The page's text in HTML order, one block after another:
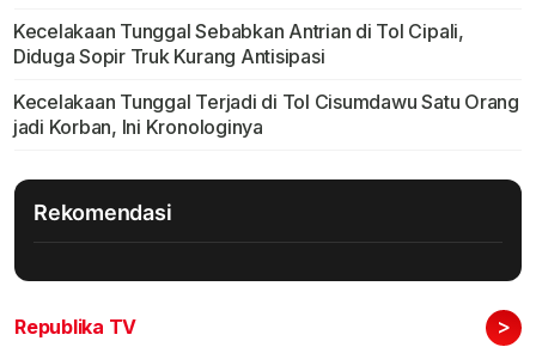
Kecelakaan Tunggal Sebabkan Antrian di Tol Cipali,
Diduga Sopir Truk Kurang Antisipasi
Kecelakaan Tunggal Terjadi di Tol Cisumdawu Satu Orang
jadi Korban, Ini Kronologinya
Rekomendasi
Republika TV >